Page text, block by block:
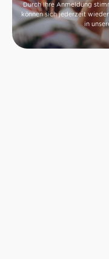
Durch Ihre Anmeldung
können sich jederzeit
in